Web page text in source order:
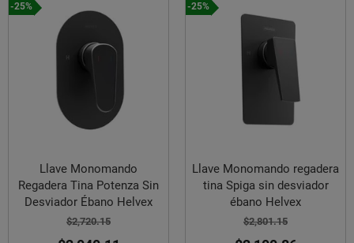
-25%
Llave Monomando
Regadera Tina Potenza Sin
Desviador Ébano Helvex
$2,720.15
-25%
Llave Monomando regadera
tina Spiga sin desviador
ébano Helvex
$2,801.15